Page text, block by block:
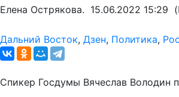
Елена Острякова. 15.06.2022 15:29
Дальний Восток, Дзен, Политика,
Спикер Госдумы Вячеслав Володин